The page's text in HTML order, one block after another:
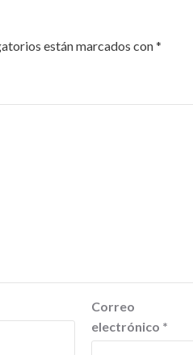
están marcados con*
Correo
electrónico *